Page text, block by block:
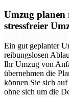
Umzug
stressfreier
Ein gut geplanter
reibungslosen
Ihr Umzug von
übernehmen die
können Sie sich
ohne sich um die